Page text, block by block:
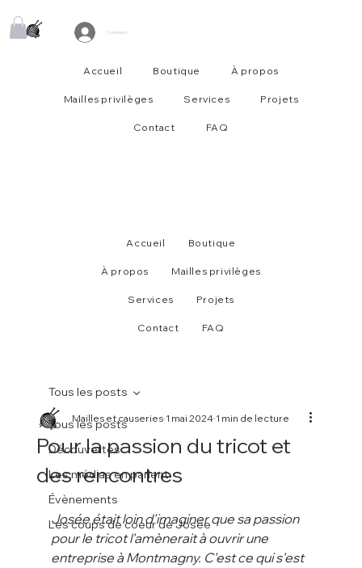
Accueil Boutique
À propos Mailles privilèges
Services Projets
Contact FAQ
Accueil Boutique À propos
Mailles privilèges Services Projets
Contact FAQ
Connexion
Tous les posts
Découvertes
Les médias en parlent
Évènements
Les coups de coeur de Josée
Tous les posts
Pour la passion du tricot et
des rencontres
Mailles et causeries 1 mai 2024 1 min de lecture
Josée était loin d'imaginer que sa passion
pour le tricot l'amènerait à ouvrir une
entreprise à Montmagny. C'est ce qui s'est